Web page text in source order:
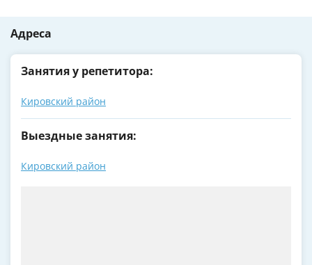
Адреса
Занятия у репетитора:
Кировский район
Выездные занятия:
Кировский район